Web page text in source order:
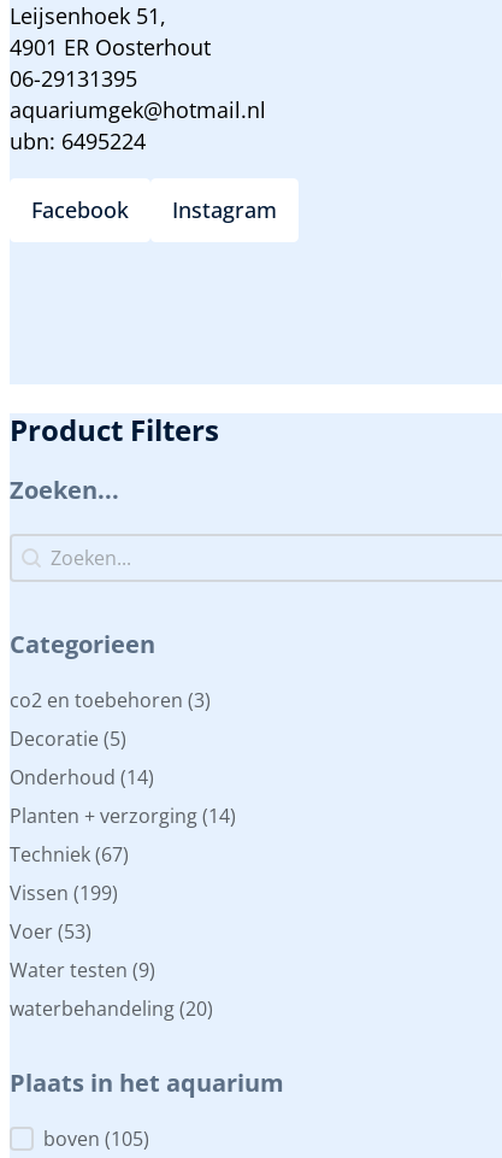
Leijsenhoek 51,
4901 ER Oosterhout
06-29131395
aquariumgek@hotmail.nl
ubn: 6495224
Facebook Instagram
Product Filters
Zoeken...
Zoeken...
Zoeken...
Categorieen
Categorieen
co2 en toebehoren (3)
Decoratie (5)
Onderhoud (14)
Planten + verzorging(14)
Techniek(67)
Vissen (199)
Voer(53)
Water testen (9)
waterbehandeling(20)
Plaats in het aquarium
Plaats in het aquarium
boven (105)